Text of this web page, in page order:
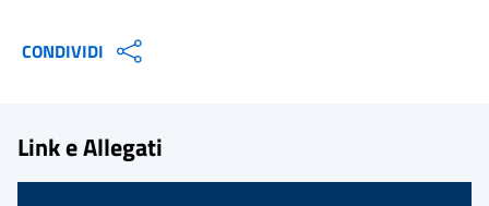
CONDIVIDI
Link e Allegati